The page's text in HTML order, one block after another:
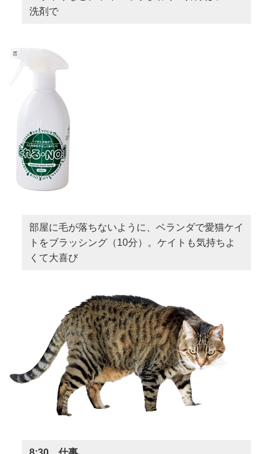
洗剤で
部屋に毛が落ちないように、ベランダで愛猫ケイ
トをブラッシング（10分）。ケイトも気持ちよ
くて大喜び